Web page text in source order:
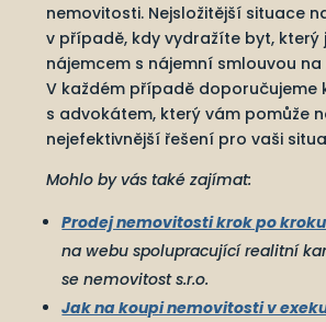
nemovitosti. Nejsložitější situace
v případě, kdy vydražíte byt, který
nájemcem s nájemní smlouvou
V každém případě doporučujeme
s advokátem, který vám pomůže
nejefektivnější řešení pro vaši
Mohlo by vás také zajímat:
Prodej nemovitosti krok po kroku
na webu spolupracující realitní
se nemovitost s.r.o.
Jak na koupi nemovitosti v